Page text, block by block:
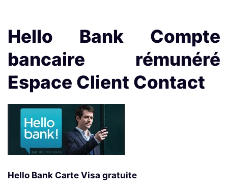
Hello Bank Compte
bancaire rémunéré
Espace Client Contact
Hello Bank Carte Visa gratuite